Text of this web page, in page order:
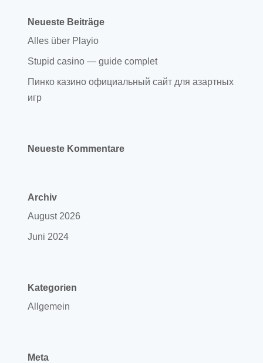
Neueste Beiträge
Alles über Playio
Stupid casino — guide complet
Пинко казино официальный сайт для азартных
игр
Neueste Kommentare
Archiv
August 2026
Juni 2024
Kategorien
Allgemein
Meta